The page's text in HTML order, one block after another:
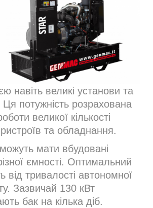
навіть великі установи та
Ця потужність розрахована
великої кількості
та обладнання.
мати вбудовані
ємності. Оптимальний
від тривалості автономної
Зазвичай 130 кВт
бак на кілька діб.